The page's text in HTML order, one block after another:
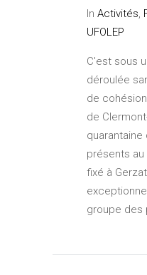
In Activités,
UFOLEP
C'est sous
déroulée
de
de
présents
fixé à
groupe des